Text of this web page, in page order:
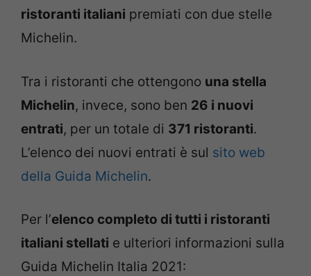
ristoranti italiani premiati con due stelle
Michelin.
Tra i ristoranti che ottengono una stella
Michelin, invece, sono ben 26 i nuovi
entrati, per un totale di 371 ristoranti.
L’elenco dei nuovi entrati è sul sito web
della Guida Michelin.
Per l’elenco completo di tutti i ristoranti
italiani stellati e ulteriori informazioni sulla
Guida Michelin Italia 2021: